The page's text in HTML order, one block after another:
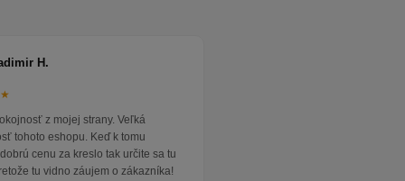
H.
z mojej strany. Veľká
tohoto eshopu. Keď k tomu
cenu za kreslo tak určite sa tu
tu vidno záujem o zákazníka!